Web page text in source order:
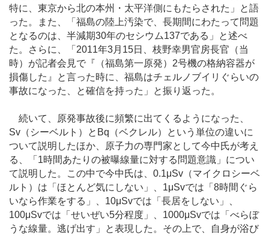
特に、東京から北の本州・太平洋側にもたらされた」と語
った。また、「福島の陸上汚染で、長期間にわたって問題
となるのは、半減期30年のセシウム137である」と述べ
た。さらに、「2011年3月15日、枝野幸男官房長官（当
時）が記者会見で『（福島第一原発）2号機の格納容器が
損傷した』と言った時に、福島はチェルノブイリぐらいの
事故になった、と確信を持った」と振り返った。
続いて、原発事故後に頻繁に出てくるようになった、
Sv（シーベルト）とBq（ベクレル）という単位の違いに
ついて説明したほか、原子力の専門家として今中氏が考え
る、「1時間あたりの被曝線量に対する問題意識」につい
て説明した。この中で今中氏は、0.1μSv（マイクロシーベ
ルト）は「ほとんど気にしない」、1μSvでは「8時間ぐら
いなら作業をする」、10μSvでは「長居をしない」、
100μSvでは「せいぜい5分程度」、1000μSvでは「べらぼ
うな線量。逃げ出す」と表現した。その上で、自身が浴び